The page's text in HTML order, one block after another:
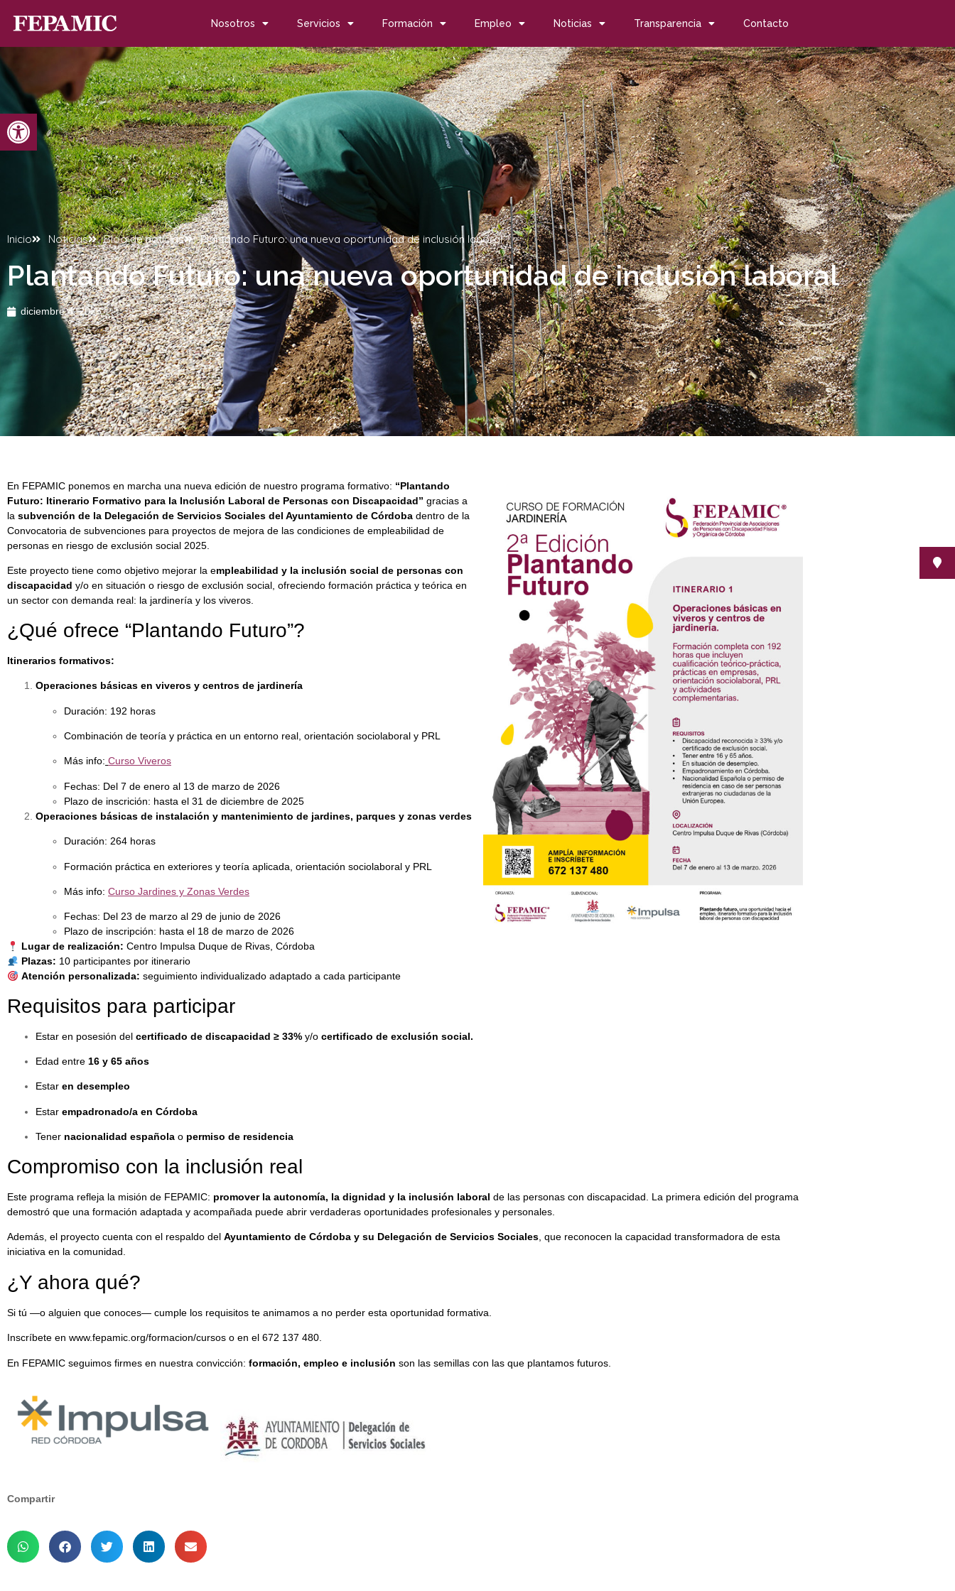
Abrir barra de herramientas
Nosotros Servicios Formación Empleo Noticias Transparencia Contacto
Inicio Noticias Blog de noticias Plantando Futuro: una nueva oportunidad de inclusión laboral
Plantando Futuro: una nueva oportunidad de inclusión laboral
diciembre 4, 2025
En FEPAMIC ponemos en marcha una nueva edición de nuestro programa formativo: “Plantando
Futuro: Itinerario Formativo para la Inclusión Laboral de Personas con Discapacidad” gracias a
la subvención de la Delegación de Servicios Sociales del Ayuntamiento de Córdoba dentro de la
Convocatoria de subvenciones para proyectos de mejora de las condiciones de empleabilidad de
personas en riesgo de exclusión social 2025.
Este proyecto tiene como objetivo mejorar la empleabilidad y la inclusión social de personas con
discapacidad y/o en situación o riesgo de exclusión social, ofreciendo formación práctica y teórica en
un sector con demanda real: la jardinería y los viveros.
¿Qué ofrece “Plantando Futuro”?
Itinerarios formativos:
Operaciones básicas en viveros y centros de jardinería
Duración: 192 horas
Combinación de teoría y práctica en un entorno real, orientación sociolaboral y PRL
Más info: Curso Viveros
Fechas: Del 7 de enero al 13 de marzo de 2026
Plazo de inscrición: hasta el 31 de diciembre de 2025
Operaciones básicas de instalación y mantenimiento de jardines, parques y zonas verdes
Duración: 264 horas
Formación práctica en exteriores y teoría aplicada, orientación sociolaboral y PRL
Más info: Curso Jardines y Zonas Verdes
Fechas: Del 23 de marzo al 29 de junio de 2026
Plazo de inscripción: hasta el 18 de marzo de 2026
Lugar de realización: Centro Impulsa Duque de Rivas, Córdoba
Plazas: 10 participantes por itinerario
Atención personalizada: seguimiento individualizado adaptado a cada participante
Requisitos para participar
Estar en posesión del certificado de discapacidad ≥ 33% y/o certificado de exclusión social.
Edad entre 16 y 65 años
Estar en desempleo
Estar empadronado/a en Córdoba
Tener nacionalidad española o permiso de residencia
Compromiso con la inclusión real
Este programa refleja la misión de FEPAMIC: promover la autonomía, la dignidad y la inclusión laboral de las personas con discapacidad. La primera edición del programa
demostró que una formación adaptada y acompañada puede abrir verdaderas oportunidades profesionales y personales.
Además, el proyecto cuenta con el respaldo del Ayuntamiento de Córdoba y su Delegación de Servicios Sociales , que reconocen la capacidad transformadora de esta
iniciativa en la comunidad.
¿Y ahora qué?
Si tú —o alguien que conoces— cumple los requisitos te animamos a no perder esta oportunidad formativa.
Inscríbete en www.fepamic.org/formacion/cursos o en el 672 137 480.
En FEPAMIC seguimos firmes en nuestra convicción: formación, empleo e inclusión son las semillas con las que plantamos futuros.
Compartir